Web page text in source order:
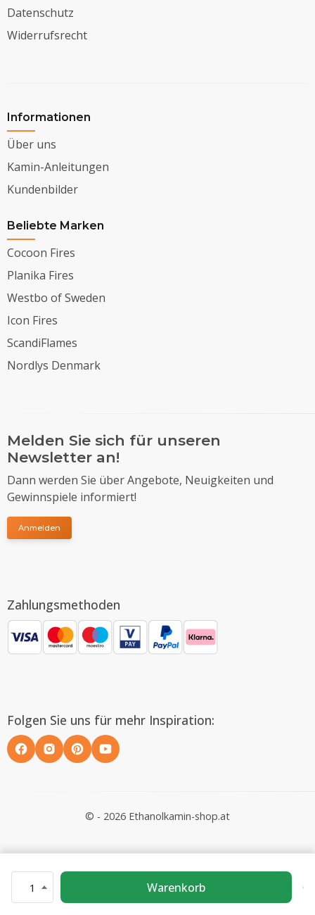
1 Warenkorb
Datenschutz
Widerrufsrecht
Informationen
Über uns
Kamin-Anleitungen
Kundenbilder
Beliebte Marken
Cocoon Fires
Planika Fires
Westbo of Sweden
Icon Fires
ScandiFlames
Nordlys Denmark
Melden Sie sich für unseren
Newsletter an!
Dann werden Sie über Angebote, Neuigkeiten und
Gewinnspiele informiert!
Anmelden
Zahlungsmethoden
Folgen Sie uns für mehr Inspiration:
© - 2026 Ethanolkamin-shop.at